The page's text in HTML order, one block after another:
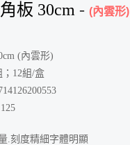
板 30cm - (內雲形)
(內雲形)
；12組/盒
.刻度精細字體明顯